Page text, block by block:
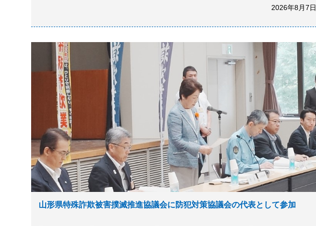
2026年8月7日
山形県特殊詐欺被害撲滅推進協議会に防犯対策協議会の代表として参加